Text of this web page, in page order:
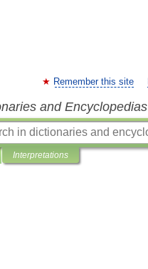
Remember this site
and Encyclopedias
Interpretations